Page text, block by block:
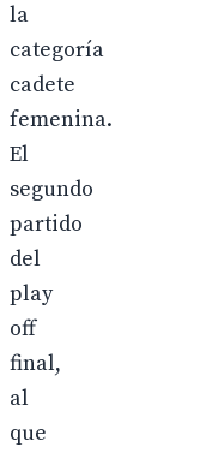
la
categoría
cadete
femenina.
El
segundo
partido
del
play
off
final,
al
que